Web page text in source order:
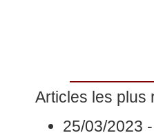
14/03/2023
14/03/2023
09/03/2023